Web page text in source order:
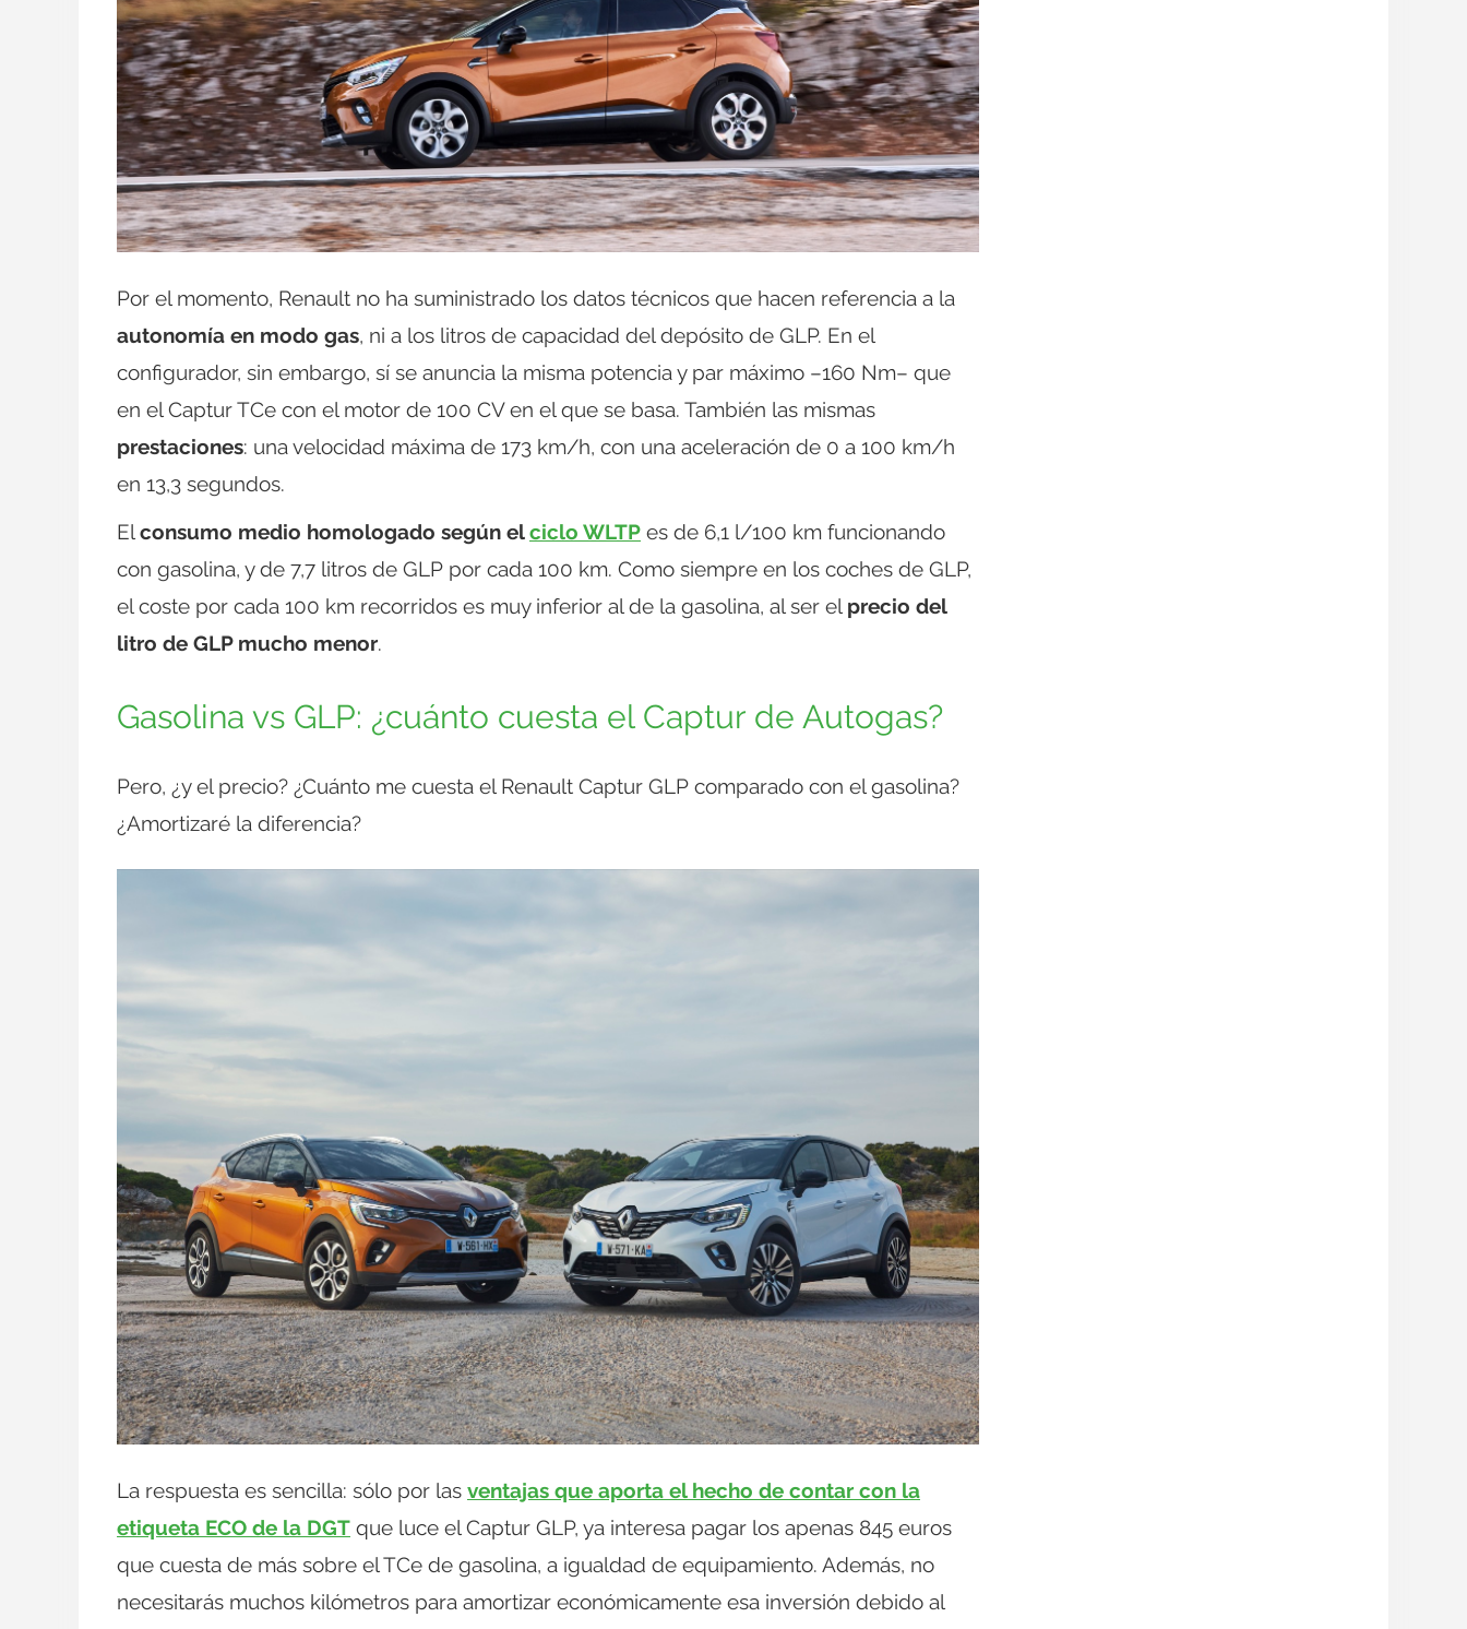
Por el momento, Renault no ha suministrado los datos técnicos que hacen referencia a la
autonomía en modo gas, ni a los litros de capacidad del depósito de GLP. En el
configurador, sin embargo, sí se anuncia la misma potencia y par máximo –160 Nm– que
en el Captur TCe con el motor de 100 CV en el que se basa. También las mismas
prestaciones: una velocidad máxima de 173 km/h, con una aceleración de 0 a 100 km/h
en 13,3 segundos.
Elconsumo medio homologado según elciclo WLTP es de 6,1 l/100 km funcionando
con gasolina, y de 7,7 litros de GLP por cada 100 km. Como siempre en los coches de GLP,
el coste por cada 100 km recorridos es muy inferior al de la gasolina, al ser el precio del
litro de GLP mucho menor.
Gasolina vs GLP: ¿cuánto cuesta el Captur de Autogas?
Pero, ¿y el precio? ¿Cuánto me cuesta el Renault Captur GLP comparado con el gasolina?
¿Amortizaré la diferencia?
La respuesta es sencilla: sólo por las ventajas que aporta el hecho de contar con la
etiqueta ECO de la DGT que luce el Captur GLP, ya interesa pagar los apenas 845 euros
que cuesta de más sobre el TCe de gasolina, a igualdad de equipamiento. Además, no
necesitarás muchos kilómetros para amortizar económicamente esa inversión debido al